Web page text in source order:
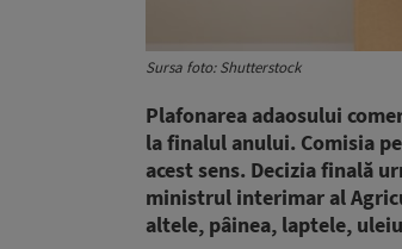
Sursa foto: Shutterstock
Plafonarea adaosului
la finalul anului. Comisia
acest sens. Decizia finală
ministrul interimar al
altele, pâinea, laptele,